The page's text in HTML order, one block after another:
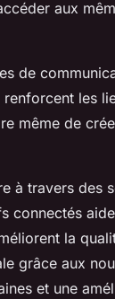
aux
de
les
même de
à travers des
connectés
la
grâce aux
et une